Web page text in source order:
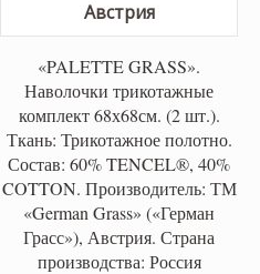
«PALETTE GRASS».
Наволочки трикотажные
комплект 68х68см. (2 шт.).
Ткань: Трикотажное полотно.
Состав: 60% TENCEL®, 40%
COTTON. Производитель: ТМ
«German Grass» («Герман
Грасс»), Австрия. Страна
производства: Россия